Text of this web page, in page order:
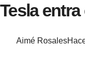
Tesla
Aimé Rosales